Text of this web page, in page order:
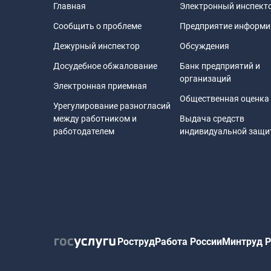
Главная
Сообщить о проблеме
Дежурный инспектор
Досудебное обжалование
Электронная приемная
Урегулирование разногласий
между работником и
работодателем
Электронный
Предприятие
Обсуждения
Банк предприятий и
организаций
Общественная оценка
Выдача средств
индивидуальной
РострудРабота РоссииМинтруд